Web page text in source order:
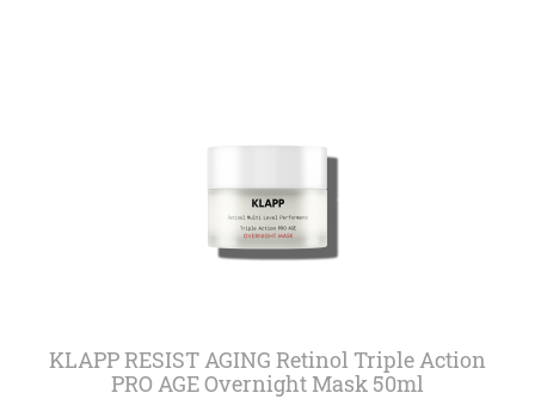
KLAPP RESIST AGING Retinol Triple Action
PRO AGE Overnight Mask 50ml